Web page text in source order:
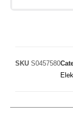
SKU S0457580